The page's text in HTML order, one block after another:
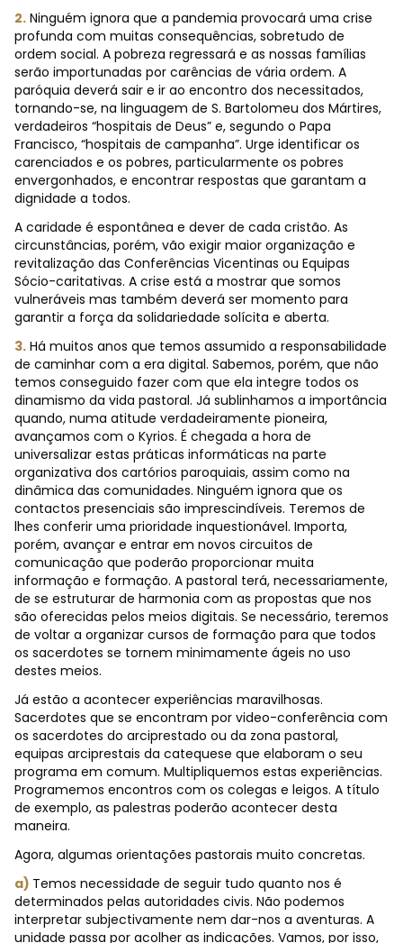
2. Ninguém ignora que a pandemia provocará uma crise
profunda com muitas consequências, sobretudo de
ordem social. A pobreza regressará e as nossas famílias
serão importunadas por carências de vária ordem. A
paróquia deverá sair e ir ao encontro dos necessitados,
tornando-se, na linguagem de S. Bartolomeu dos Mártires,
verdadeiros “hospitais de Deus” e, segundo o Papa
Francisco, “hospitais de campanha”. Urge identificar os
carenciados e os pobres, particularmente os pobres
envergonhados, e encontrar respostas que garantam a
dignidade a todos.
A caridade é espontânea e dever de cada cristão. As
circunstâncias, porém, vão exigir maior organização e
revitalização das Conferências Vicentinas ou Equipas
Sócio-caritativas. A crise está a mostrar que somos
vulneráveis mas também deverá ser momento para
garantir a força da solidariedade solícita e aberta.
3. Há muitos anos que temos assumido a responsabilidade
de caminhar com a era digital. Sabemos, porém, que não
temos conseguido fazer com que ela integre todos os
dinamismo da vida pastoral. Já sublinhamos a importância
quando, numa atitude verdadeiramente pioneira,
avançamos com o Kyrios. É chegada a hora de
universalizar estas práticas informáticas na parte
organizativa dos cartórios paroquiais, assim como na
dinâmica das comunidades. Ninguém ignora que os
contactos presenciais são imprescindíveis. Teremos de
lhes conferir uma prioridade inquestionável. Importa,
porém, avançar e entrar em novos circuitos de
comunicação que poderão proporcionar muita
informação e formação. A pastoral terá, necessariamente,
de se estruturar de harmonia com as propostas que nos
são oferecidas pelos meios digitais. Se necessário, teremos
de voltar a organizar cursos de formação para que todos
os sacerdotes se tornem minimamente ágeis no uso
destes meios.
Já estão a acontecer experiências maravilhosas.
Sacerdotes que se encontram por video-conferência com
os sacerdotes do arciprestado ou da zona pastoral,
equipas arciprestais da catequese que elaboram o seu
programa em comum. Multipliquemos estas experiências.
Programemos encontros com os colegas e leigos. A título
de exemplo, as palestras poderão acontecer desta
maneira.
Agora, algumas orientações pastorais muito concretas.
a) Temos necessidade de seguir tudo quanto nos é
determinados pelas autoridades civis. Não podemos
interpretar subjectivamente nem dar-nos a aventuras. A
unidade passa por acolher as indicações. Vamos, por isso,